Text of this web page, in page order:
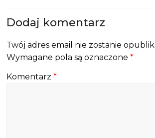
Dodaj komentarz
Twój adres email nie zostanie
Wymagane pola są oznaczone*
Komentarz*